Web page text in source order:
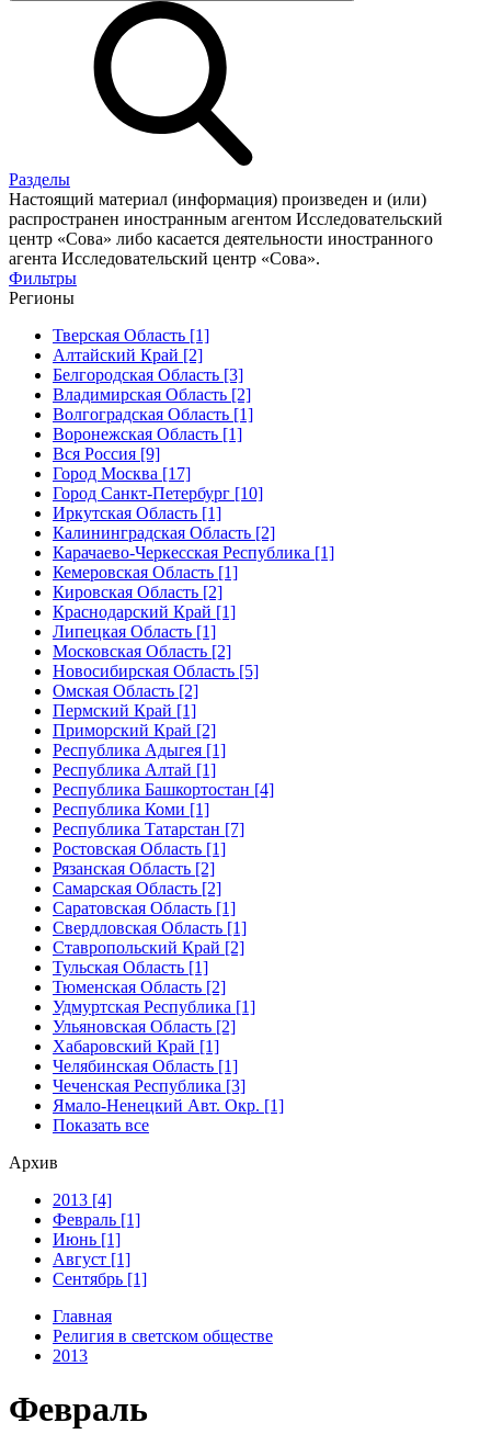
Разделы
Настоящий материал (информация) произведен и (или)
распространен иностранным агентом Исследовательский
центр «Сова» либо касается деятельности иностранного
агента Исследовательский центр «Сова».
Фильтры
Регионы
Тверская Область [1]
Алтайский Край [2]
Белгородская Область [3]
Владимирская Область [2]
Волгоградская Область [1]
Воронежская Область [1]
Вся Россия [9]
Город Москва [17]
Город Санкт-Петербург [10]
Иркутская Область [1]
Калининградская Область [2]
Карачаево-Черкесская Республика [1]
Кемеровская Область [1]
Кировская Область [2]
Краснодарский Край [1]
Липецкая Область [1]
Московская Область [2]
Новосибирская Область [5]
Омская Область [2]
Пермский Край [1]
Приморский Край [2]
Республика Адыгея [1]
Республика Алтай [1]
Республика Башкортостан [4]
Республика Коми [1]
Республика Татарстан [7]
Ростовская Область [1]
Рязанская Область [2]
Самарская Область [2]
Саратовская Область [1]
Свердловская Область [1]
Ставропольский Край [2]
Тульская Область [1]
Тюменская Область [2]
Удмуртская Республика [1]
Ульяновская Область [2]
Хабаровский Край [1]
Челябинская Область [1]
Чеченская Республика [3]
Ямало-Ненецкий Авт. Окр. [1]
Показать все
Архив
2013 [4]
Февраль [1]
Июнь [1]
Август [1]
Сентябрь [1]
Главная
Религия в светском обществе
2013
Февраль